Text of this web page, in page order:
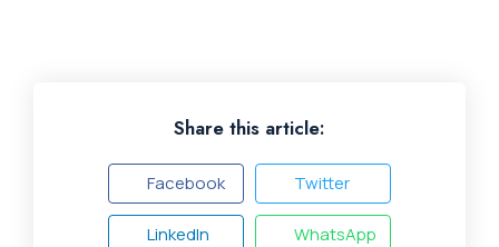
Share this article:
Facebook Twitter
LinkedIn WhatsApp